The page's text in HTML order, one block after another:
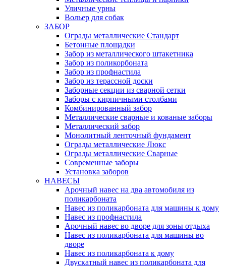
Уличные урны
Вольер для собак
ЗАБОР
Ограды металлические Стандарт
Бетонные площадки
Забор из металлического штакетника
Забор из поликорбоната
Забор из профнастила
Забор из терассной доски
Заборные секции из сварной сетки
Заборы с кирпичными столбами
Комбинированный забор
Металлические сварные и кованые заборы
Металлический забор
Монолитный ленточный фундамент
Ограды металлические Люкс
Ограды металлические Сварные
Современные заборы
Установка заборов
НАВЕСЫ
Арочный навес на два автомобиля из
поликарбоната
Навес из поликарбоната для машины к дому
Навес из профнастила
Арочный навес во дворе для зоны отдыха
Навес из поликарбоната для машины во
дворе
Навес из поликарбоната к дому
Двускатный навес из поликарбоната для